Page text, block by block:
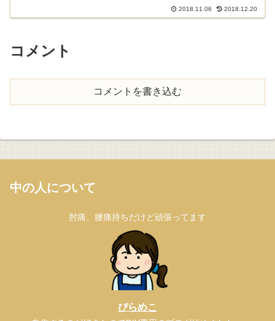
2018.11.06 2018.12.20
コメント
コメントを書き込む
中の人について
肘痛、腰痛持ちだけど頑張ってます
ぴらめこ